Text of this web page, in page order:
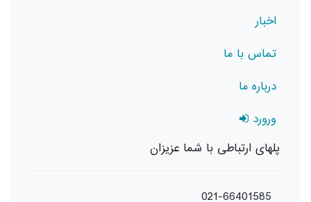
اخبار
تماس با ما
درباره ما
ورورد
پلهای ارتباطی با شما عزیزان
021-66401585